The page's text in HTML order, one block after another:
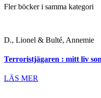
Fler böcker i samma kategori
D., Lionel & Bulté, Annemie
Terroristjägaren : mitt liv
LÄS MER